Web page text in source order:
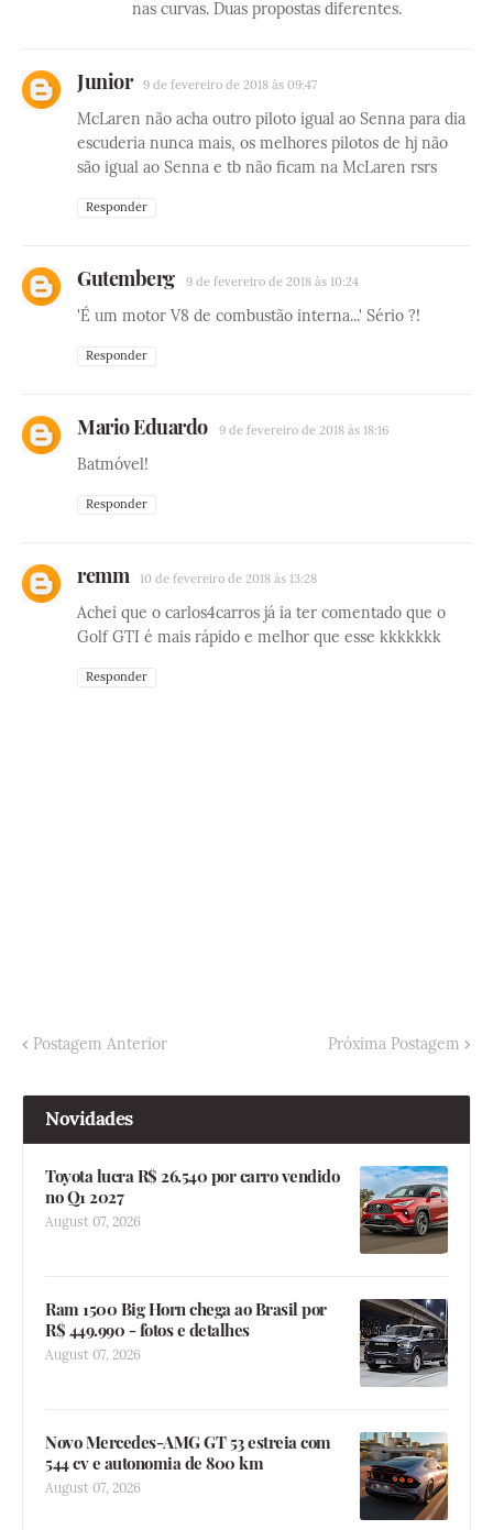
nas curvas. Duas propostas diferentes.
Junior 9 de fevereiro de 2018 às 09:47
McLaren não acha outro piloto igual ao Senna para dia
escuderia nunca mais, os melhores pilotos de hj não
são igual ao Senna e tb não ficam na McLaren rsrs
Responder
Gutemberg 9 de fevereiro de 2018 às 10:24
'É um motor V8 de combustão interna...' Sério ?!
Responder
Mario Eduardo 9 de fevereiro de 2018 às 18:16
Batmóvel!
Responder
remm 10 de fevereiro de 2018 às 13:28
Achei que o carlos4carros já ia ter comentado que o
Golf GTI é mais rápido e melhor que esse kkkkkkk
Responder
Postagem Anterior Próxima Postagem
Novidades
Toyota lucra R$ 26.540 por carro vendido
no Q1 2027
August 07, 2026
Ram 1500 Big Horn chega ao Brasil por
R$ 449.990 - fotos e detalhes
August 07, 2026
Novo Mercedes-AMG GT 53 estreia com
544 cv e autonomia de 800 km
August 07, 2026